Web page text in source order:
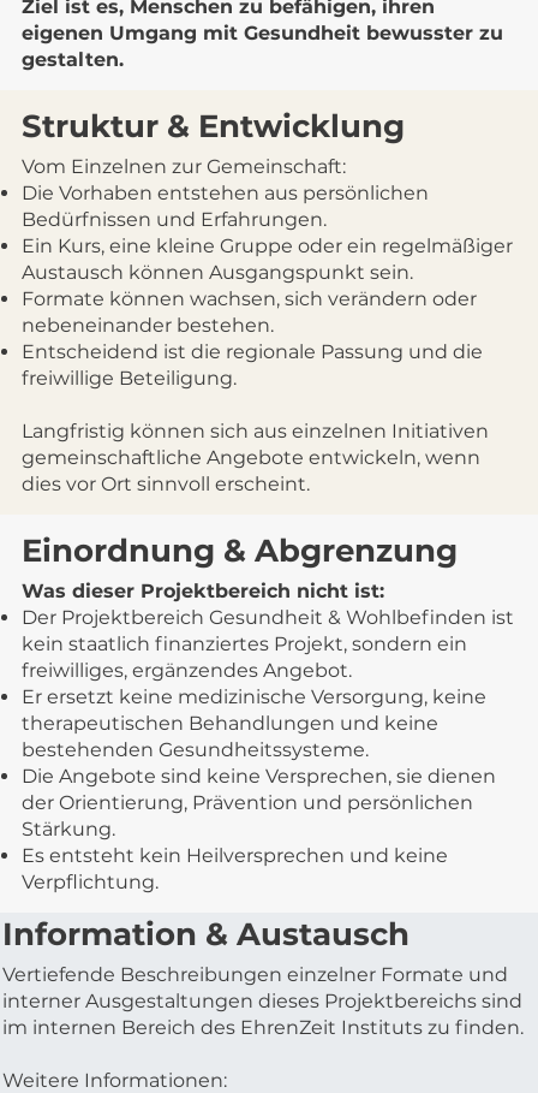
Ziel ist es, Menschen zu befähigen, ihren
eigenen Umgang mit Gesundheit bewusster zu
gestalten.
Struktur & Entwicklung
Vom Einzelnen zur Gemeinschaft:
Die Vorhaben entstehen aus persönlichen
Bedürfnissen und Erfahrungen.
Ein Kurs, eine kleine Gruppe oder ein regelmäßiger
Austausch können Ausgangspunkt sein.
Formate können wachsen, sich verändern oder
nebeneinander bestehen.
Entscheidend ist die regionale Passung und die
freiwillige Beteiligung.
Langfristig können sich aus einzelnen Initiativen
gemeinschaftliche Angebote entwickeln, wenn
dies vor Ort sinnvoll erscheint.
Einordnung & Abgrenzung
Was dieser Projektbereich nicht ist:
Der Projektbereich Gesundheit & Wohlbefinden ist
kein staatlich finanziertes Projekt, sondern ein
freiwilliges, ergänzendes Angebot.
Er ersetzt keine medizinische Versorgung, keine
therapeutischen Behandlungen und keine
bestehenden Gesundheitssysteme.
Die Angebote sind keine Versprechen, sie dienen
der Orientierung, Prävention und persönlichen
Stärkung.
Es entsteht kein Heilversprechen und keine
Verpflichtung.
Information & Austausch
Vertiefende Beschreibungen einzelner Formate und
interner Ausgestaltungen dieses Projektbereichs sind
im internen Bereich des EhrenZeit Instituts zu finden.
Weitere Informationen: